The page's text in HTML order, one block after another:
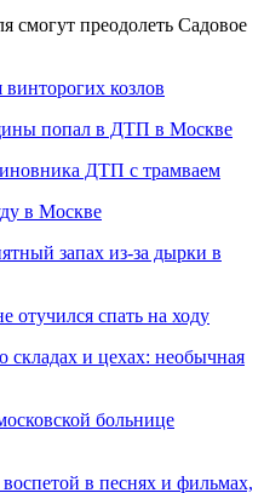
смогут преодолеть Садовое
козлов
попал в ДТП в Москве
ДТП с трамваем
в Москве
запах из-за дырки в
отучился спать на ходу
складах и цехах: необычная
больнице
в песнях и фильмах,